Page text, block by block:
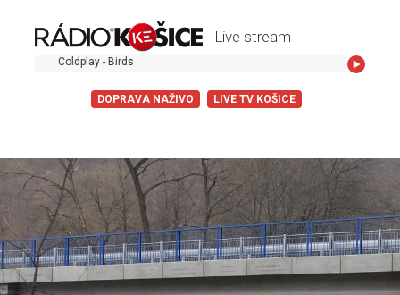
Live stream
Coldplay - Birds
DOPRAVA NAŽIVO LIVE TV KOŠICE